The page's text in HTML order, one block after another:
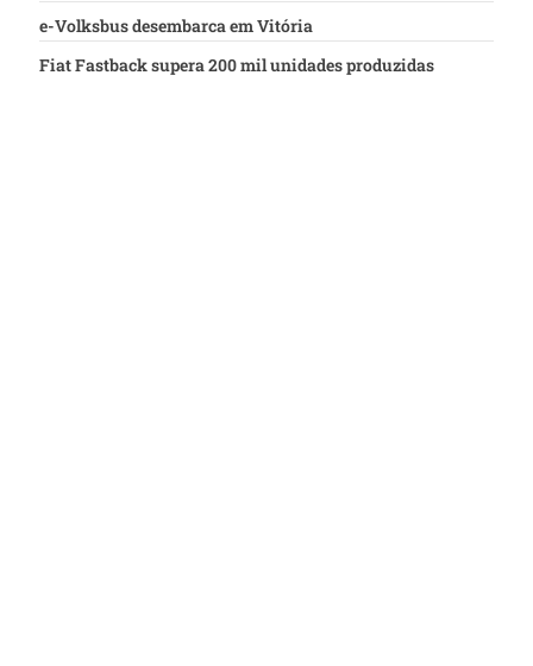
e-Volksbus desembarca em Vitória
Fiat Fastback supera 200 mil unidades produzidas